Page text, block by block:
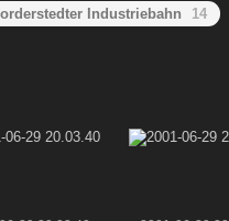
Industriebahn 14